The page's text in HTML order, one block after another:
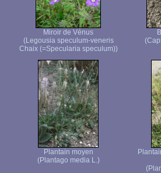
Miroir de Vénus
(Legousia speculum-veneris
Chaix (=Specularia speculum))
Plantain moyen
(Plantago media L.)